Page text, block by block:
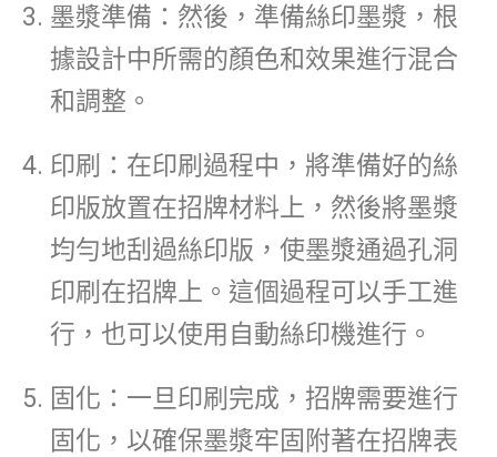
墨漿準備：然後，準備絲印墨漿，根
據設計中所需的顏色和效果進行混合
和調整。
印刷：在印刷過程中，將準備好的絲
印版放置在招牌材料上，然後將墨漿
均勻地刮過絲印版，使墨漿通過孔洞
印刷在招牌上。這個過程可以手工進
行，也可以使用自動絲印機進行。
固化：一旦印刷完成，招牌需要進行
固化，以確保墨漿牢固附著在招牌表